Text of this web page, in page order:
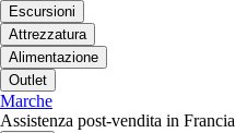
Escursioni
Attrezzatura
Alimentazione
Outlet
Marche
Assistenza post-vendita in Francia